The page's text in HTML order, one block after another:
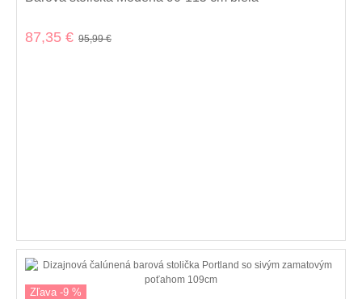
87,35 € 95,99 €
Zľava -9 %